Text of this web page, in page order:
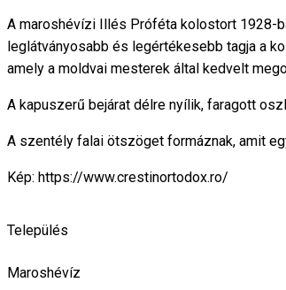
A maroshévízi Illés Próféta kolostort 1928-
leglátványosabb és legértékesebb tagja a
amely a moldvai mesterek által kedvelt
A kapuszerű bejárat délre nyílik, faragott
A szentély falai ötszöget formáznak, amit
Kép: https://www.crestinortodox.ro/
Település
Maroshévíz